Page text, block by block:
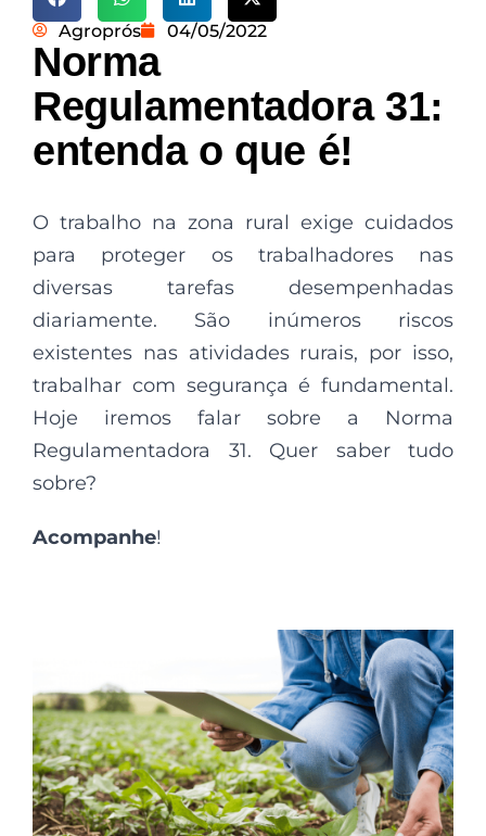
Agroprós 04/05/2022
Norma
Regulamentadora 31:
entenda o que é!
O trabalho na zona rural exige cuidados
para proteger os trabalhadores nas
diversas tarefas desempenhadas
diariamente. São inúmeros riscos
existentes nas atividades rurais, por isso,
trabalhar com segurança é fundamental.
Hoje iremos falar sobre a Norma
Regulamentadora 31. Quer saber tudo
sobre?
Acompanhe!